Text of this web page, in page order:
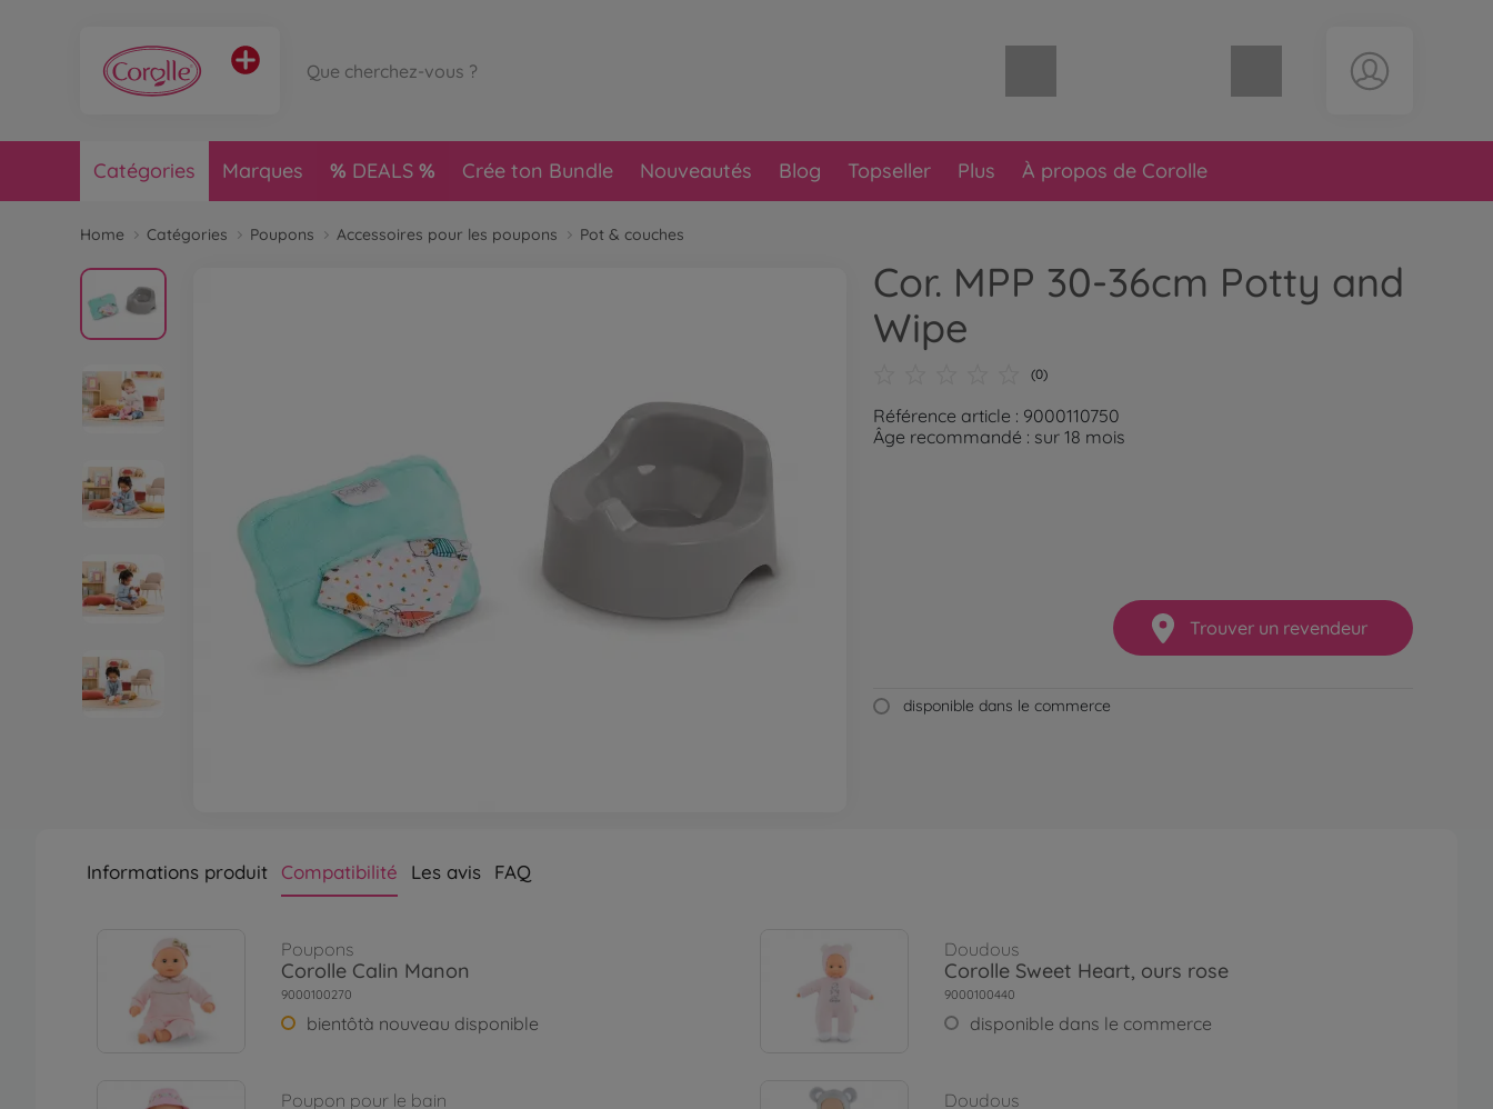
Catégories Marques DEALS Crée ton Bundle Nouveautés Blog Topseller Plus À propos de Corolle
Home Catégories Poupons Accessoires pour les poupons Pot & couches
Cor. MPP 30-36cm Potty and
Wipe
(0)
Référence article : 9000110750
Âge recommandé : sur 18 mois
Trouver un revendeur
disponible dans le commerce
Informations produit Compatibilité Les avis FAQ
Poupons
Corolle Calin Manon
9000100270
bientôtà nouveau disponible
Doudous
Corolle Sweet Heart, ours rose
9000100440
disponible dans le commerce
Poupon pour le bain Doudous